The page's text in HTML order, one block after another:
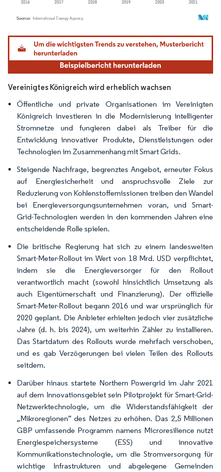
Bild © Mordor Intelligence. Wiederverwendung erfordert Namensnennung gemäß
Vereinigtes Königreich wird erheblich wachsen
Öffentliche und private Organisationen im Vereinigten
Königreich investieren in die Modernisierung intelligenter
Stromnetze und fungieren dabei als Treiber für die
Entwicklung innovativer Produkte, Dienstleistungen oder
Technologien im Zusammenhang mit Smart Grids.
Steigende Nachfrage, begrenztes Angebot, erneuter Fokus
auf Energiesicherheit und anspruchsvolle Ziele zur
Reduzierung von Kohlenstoffemissionen treiben den Wandel
bei Energieversorgungsunternehmen voran, und Smart-
Grid-Technologien werden in den kommenden Jahren eine
entscheidende Rolle spielen.
Die britische Regierung hat sich zu einem landesweiten
Smart-Meter-Rollout im Wert von 18 Mrd. USD verpflichtet,
indem sie die Energieversorger für den Rollout
verantwortlich macht (sowohl hinsichtlich Umsetzung als
auch Eigentümerschaft und Finanzierung). Der offizielle
Smart-Meter-Rollout begann 2016 und war ursprünglich für
2020 geplant. Die Anbieter erhielten jedoch vier zusätzliche
Jahre (d. h. bis 2024), um weiterhin Zähler zu installieren.
Das Startdatum des Rollouts wurde mehrfach verschoben,
und es gab Verzögerungen bei vielen Teilen des Rollouts
seitdem.
Darüber hinaus startete Northern Powergrid im Jahr 2021
auf dem Innovationsgebiet sein Pilotprojekt für Smart-Grid-
Netzwerktechnologie, um die Widerstandsfähigkeit der
„Mikroregionen” des Netzes zu erhöhen. Das 2,5 Millionen
GBP umfassende Programm namens Microresilience nutzt
Energiespeichersysteme (ESS) und innovative
Kommunikationstechnologie, um die Stromversorgung für
wichtige Infrastrukturen und abgelegene Gemeinden